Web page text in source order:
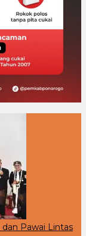
dan Pawai Lintas